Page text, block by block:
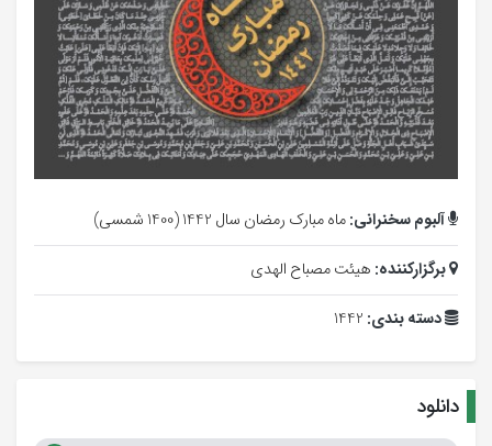
آلبوم سخنرانی:ماه مبارک رمضان سال 1442 (1400 شمسی)
برگزارکننده: هیئت مصباح الهدی
دسته بندی: 1442
دانلود